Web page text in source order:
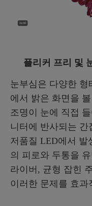
플리커 프리 및
눈부심은 다양한
에서 밝은 화면을
조명이 눈에 직접
니터에 반사되는 간
저품질 LED에서 발
의 피로와 두통을
라이버, 균형 잡힌
이러한 문제를 효과